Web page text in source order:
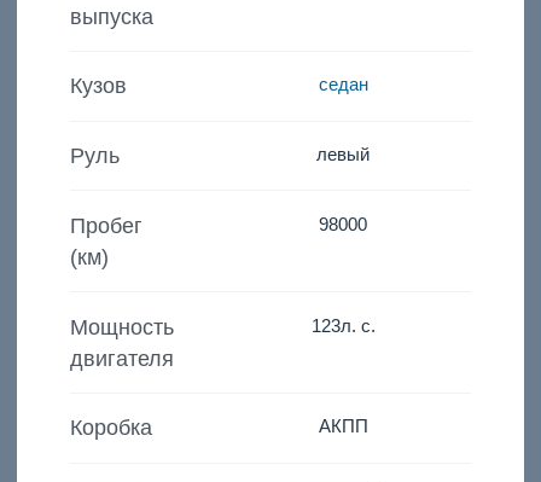
выпуска
Кузов седан
Руль левый
Пробег
(км)
98000
Мощность
двигателя
123л. с.
Коробка АКПП